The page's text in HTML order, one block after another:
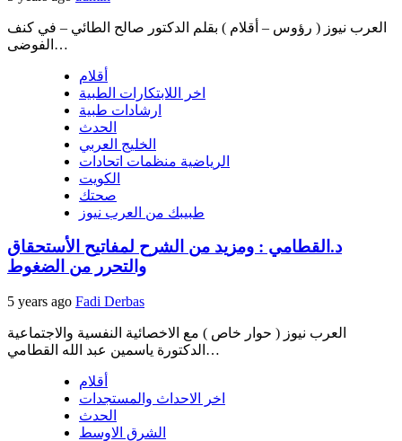
العرب نيوز ( رؤوس – أقلام ) بقلم الدكتور صالح الطائي – في كنف
الفوضى…
أقلام
اخر اللابتكارات الطبية
ارشادات طبية
الحدث
الخليج العربي
الرياضية منظمات اتحادات
الكويت
صحتك
طبيبك من العرب نيوز
د.القطامي : ومزيد من الشرح لمفاتيح الأستحقاق
والتحرر من الضغوط
5 years ago Fadi Derbas
العرب نيوز ( حوار خاص ) مع الاخصائية النفسية والاجتماعية
الدكتورة ياسمين عبد الله القطامي…
أقلام
اخر الاحداث والمستجدات
الحدث
الشرق الاوسط